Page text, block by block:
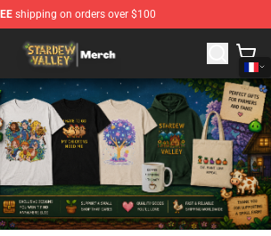
shipping on orders over $100
Store - Official Stardew Valley